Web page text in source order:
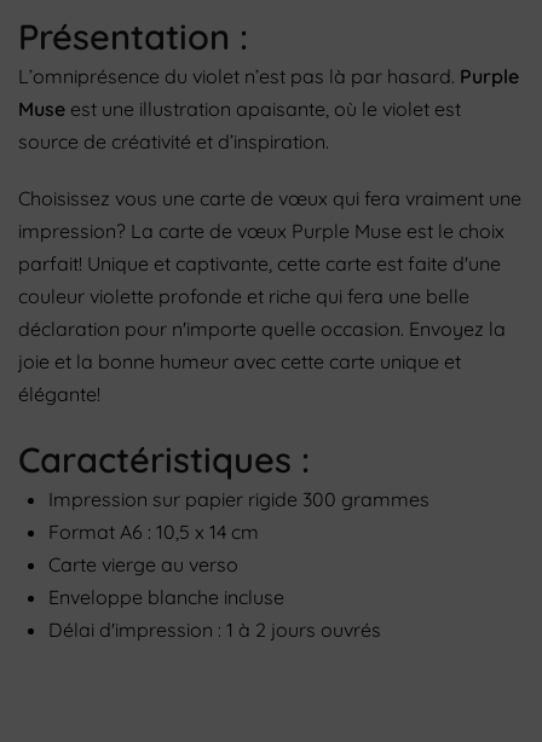
Présentation :
L’omniprésence du violet n’est pas là par hasard. Purple
Muse est une illustration apaisante, où le violet est
source de créativité et d’inspiration.
Choisissez vous une carte de vœux qui fera vraiment une
impression? La carte de vœux Purple Muse est le choix
parfait! Unique et captivante, cette carte est faite d'une
couleur violette profonde et riche qui fera une belle
déclaration pour n'importe quelle occasion. Envoyez la
joie et la bonne humeur avec cette carte unique et
élégante!
Caractéristiques :
Impression sur papier rigide 300 grammes
Format A6 : 10,5 x 14 cm
Carte vierge au verso
Enveloppe blanche incluse
Délai d'impression : 1 à 2 jours ouvrés